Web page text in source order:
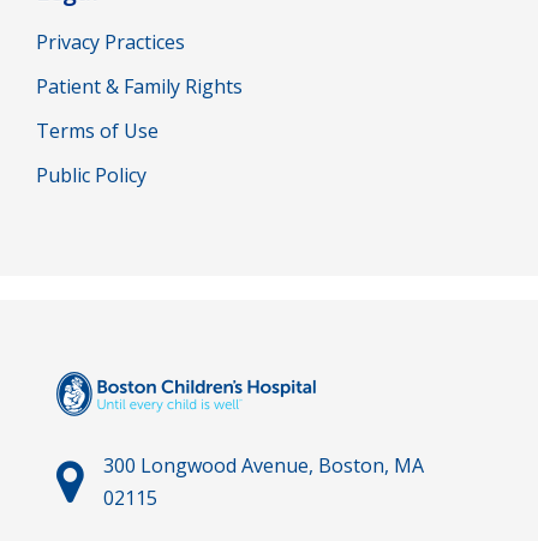
300 Longwood Avenue, Boston, MA
02115
Privacy Practices
Patient & Family Rights
Terms of Use
Public Policy